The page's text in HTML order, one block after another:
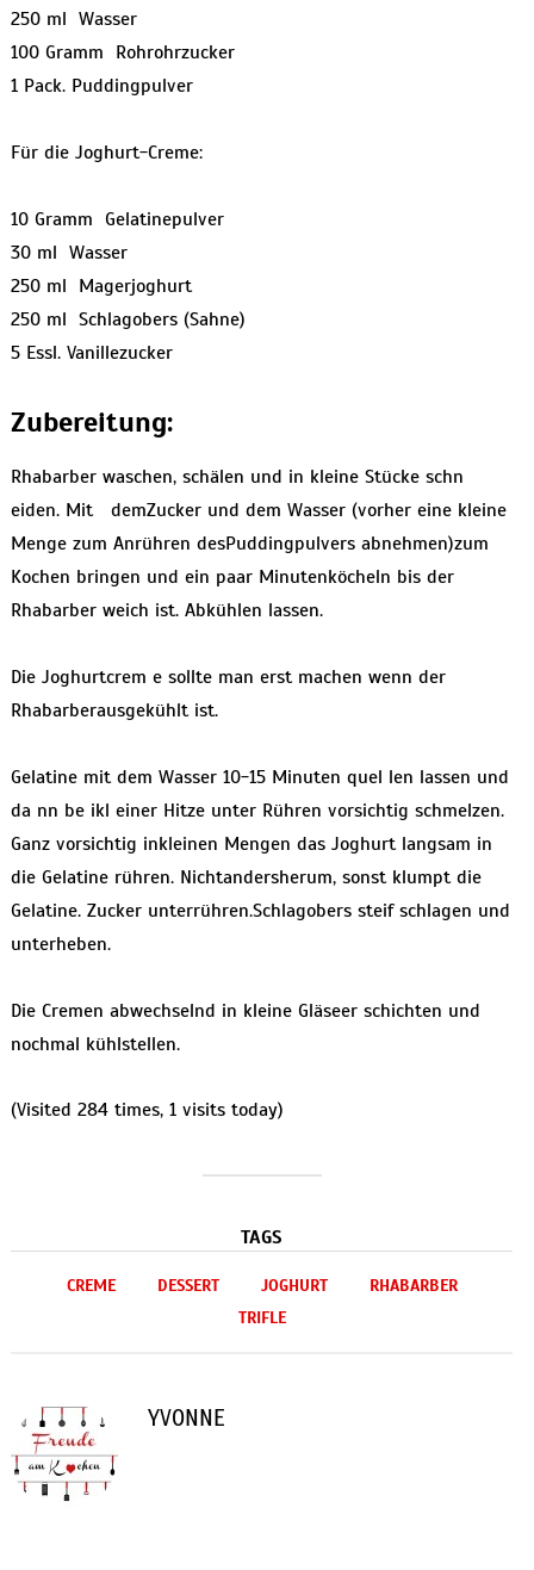
250 ml Wasser
100 Gramm Rohrohrzucker
1 Pack. Puddingpulver
Für die Joghurt-Creme:
10 Gramm Gelatinepulver
30 ml Wasser
250 ml Magerjoghurt
250 ml Schlagobers (Sahne)
5 Essl. Vanillezucker
Zubereitung:
Rhabarber waschen, schälen und in kleine Stücke schn
eiden. Mit demZucker und dem Wasser (vorher eine kleine
Menge zum Anrühren desPuddingpulvers abnehmen)zum
Kochen bringen und ein paar Minutenköcheln bis der
Rhabarber weich ist. Abkühlen lassen.
Die Joghurtcrem e sollte man erst machen wenn der
Rhabarberausgekühlt ist.
Gelatine mit dem Wasser 10-15 Minuten quel len lassen und
da nn be ikl einer Hitze unter Rühren vorsichtig schmelzen.
Ganz vorsichtig inkleinen Mengen das Joghurt langsam in
die Gelatine rühren. Nichtandersherum, sonst klumpt die
Gelatine. Zucker unterrühren.Schlagobers steif schlagen und
unterheben.
Die Cremen abwechselnd in kleine Gläseer schichten und
nochmal kühlstellen.
(Visited 284 times, 1 visits today)
TAGS
CREME DESSERT JOGHURT
RHABARBER
TRIFLE
YVONNE